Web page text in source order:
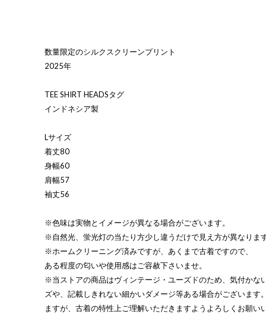
数量限定のシルクスクリーンプリント
2025年
TEE SHIRT HEADSタグ
インドネシア製
Lサイズ
着丈80
身幅60
肩幅57
袖丈56
※色味は実物とイメージが異なる場合がございます。
※自然光、蛍光灯の当たり方少し違うだけで見え方が異なりま
※ホームクリーニング済みですが、あくまで古着ですので、
ある程度の匂いや使用感はご容赦下さいませ。
※当ストアの商品はヴィンテージ・ユーズドのため、気付かな
ズや、記載しきれない細かいダメージ等ある場合がございます
ますが、古着の特性上ご理解いただきますようよろしくお願い